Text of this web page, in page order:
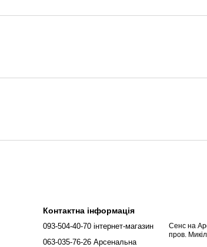
Контактна інформація
093-504-40-70 інтернет-магазин
063-035-76-26 Арсенальна
Сенс на
пров.